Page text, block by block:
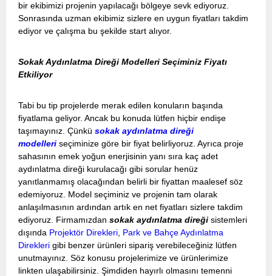
bir ekibimizi projenin yapılacağı bölgeye sevk ediyoruz.
Sonrasında uzman ekibimiz sizlere en uygun fiyatları takdim
ediyor ve çalışma bu şekilde start alıyor.
Sokak Aydınlatma Direği Modelleri Seçiminiz Fiyatı
Etkiliyor
Tabi bu tip projelerde merak edilen konuların başında
fiyatlama geliyor. Ancak bu konuda lütfen hiçbir endişe
taşımayınız. Çünkü sokak aydınlatma direği
modelleri seçiminize göre bir fiyat belirliyoruz. Ayrıca proje
sahasının emek yoğun enerjisinin yanı sıra kaç adet
aydınlatma direği kurulacağı gibi sorular henüz
yanıtlanmamış olacağından belirli bir fiyattan maalesef söz
edemiyoruz. Model seçiminiz ve projenin tam olarak
anlaşılmasının ardından artık en net fiyatları sizlere takdim
ediyoruz. Firmamızdan sokak aydınlatma direği sistemleri
dışında Projektör Direkleri Park ve Bahçe Aydınlatma
Direkleri gibi benzer ürünleri sipariş verebileceğiniz lütfen
unutmayınız. Söz konusu projelerimize ve ürünlerimize
linkten ulaşabilirsiniz. Şimdiden hayırlı olmasını temenni